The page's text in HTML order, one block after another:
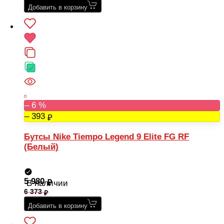
Добавить в корзину
– 6 %
– 393
Бутсы Nike Tiempo Legend 9 Elite FG RF
(Белый)
В наличии
5 980
6 373
Добавить в корзину